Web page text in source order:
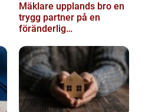
Mäklare upplands bro en
trygg partner på en
föränderlig